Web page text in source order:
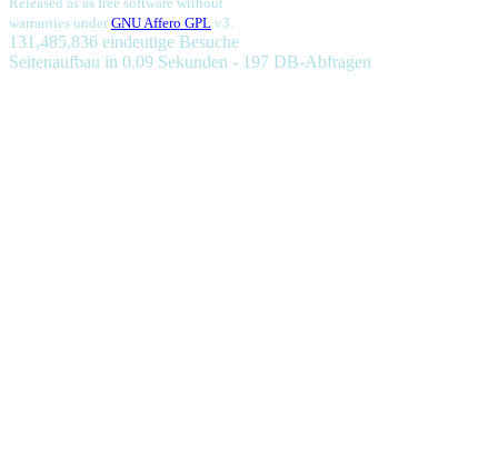
warranties under GNU Affero GPL v3.
131,485,836 eindeutige Besuche
Seitenaufbau in 0.09 Sekunden - 197 DB-Abfragen